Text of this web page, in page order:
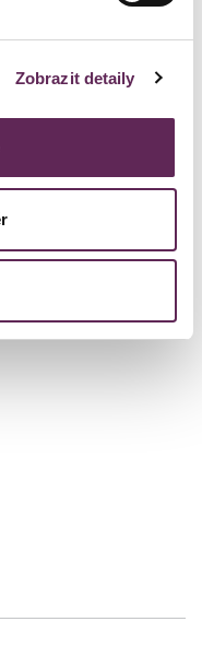
Zobrazit detaily
die Klinik
Kunden